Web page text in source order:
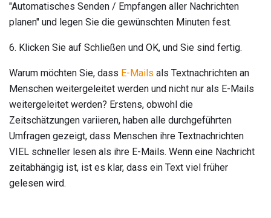
"Automatisches Senden / Empfangen aller Nachrichten
planen" und legen Sie die gewünschten Minuten fest.
6. Klicken Sie auf Schließen und OK, und Sie sind fertig.
Warum möchten Sie, dass E-Mails als Textnachrichten an
Menschen weitergeleitet werden und nicht nur als E-Mails
weitergeleitet werden? Erstens, obwohl die
Zeitschätzungen variieren, haben alle durchgeführten
Umfragen gezeigt, dass Menschen ihre Textnachrichten
VIEL schneller lesen als ihre E-Mails. Wenn eine Nachricht
zeitabhängig ist, ist es klar, dass ein Text viel früher
gelesen wird.